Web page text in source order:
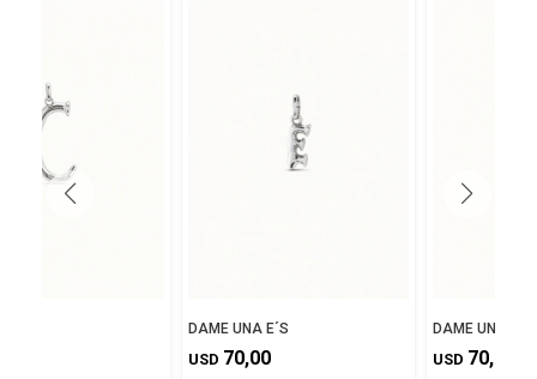
DAME UNA E´S
USD 70,00
DAME UNA D´S
USD 70,00